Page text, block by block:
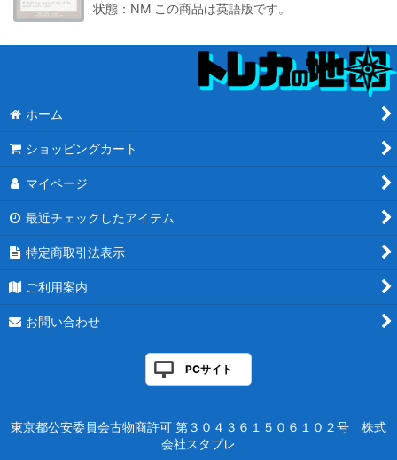
状態：NM この商品は英語版です。
ホーム
ショッピングカート
マイページ
最近チェックしたアイテム
特定商取引法表示
ご利用案内
お問い合わせ
PCサイト
東京都公安委員会古物商許可 第３０４３６１５０６１０２号 株式
会社スタプレ